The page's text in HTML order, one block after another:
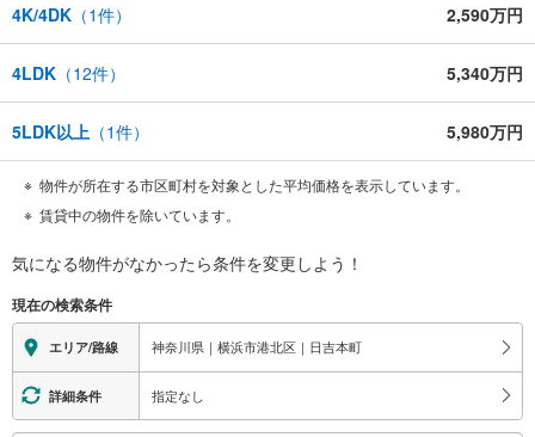
4K/4DK （1件） 2,590万円
4LDK （12件） 5,340万円
5LDK以上 （1件） 5,980万円
物件が所在する市区町村を対象とした平均価格を表示しています。
賃貸中の物件を除いています。
気になる物件がなかったら条件を変更しよう！
現在の検索条件
エリア/路線 神奈川県｜横浜市港北区｜日吉本町
詳細条件 指定なし